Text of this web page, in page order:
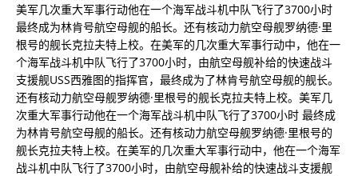
美军几次重大军事行动他在一个海军战斗机中队飞行了3700小时
最终成为林肯号航空母舰的船长。还有核动力航空母舰罗纳德·里
根号的舰长克拉夫特上校。在美军的几次重大军事行动中，他在一
个海军战斗机中队飞行了3700小时，由航空母舰补给的快速战斗
支援舰USS西雅图的指挥官，最终成为了林肯号航空母舰的舰长。
还有核动力航空母舰罗纳德·里根号的舰长克拉夫特上校。美军几
次重大军事行动他在一个海军战斗机中队飞行了3700小时 最终成
为林肯号航空母舰的船长。还有核动力航空母舰罗纳德·里根号的
舰长克拉夫特上校。在美军的几次重大军事行动中，他在一个海军
战斗机中队飞行了3700小时，由航空母舰补给的快速战斗支援舰